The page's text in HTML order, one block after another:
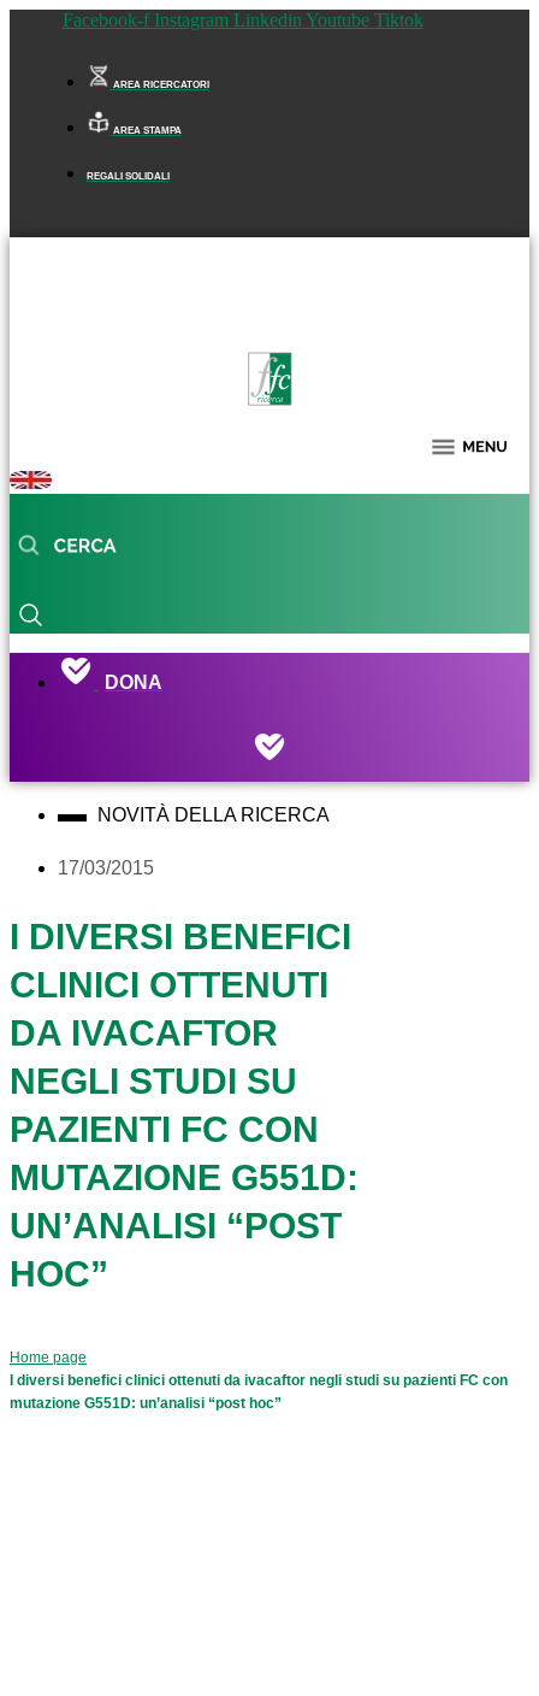
Facebook-f Instagram Linkedin Youtube Tiktok
AREA RICERCATORI
AREA STAMPA
REGALI SOLIDALI
DONA
NOVITÀ DELLA RICERCA
17/03/2015
I DIVERSI BENEFICI
CLINICI OTTENUTI
DA IVACAFTOR
NEGLI STUDI SU
PAZIENTI FC CON
MUTAZIONE G551D:
UN’ANALISI “POST
HOC”
Home page
I diversi benefici clinici ottenuti da ivacaftor negli studi su pazienti FC con
mutazione G551D: un’analisi “post hoc”